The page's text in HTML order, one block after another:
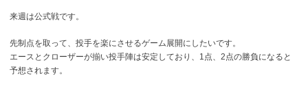
来週は公式戦です。
先制点を取って、投手を楽にさせるゲーム展開にしたいです。
エースとクローザーが揃い投手陣は安定しており、1点、2点の勝負になると
予想されます。